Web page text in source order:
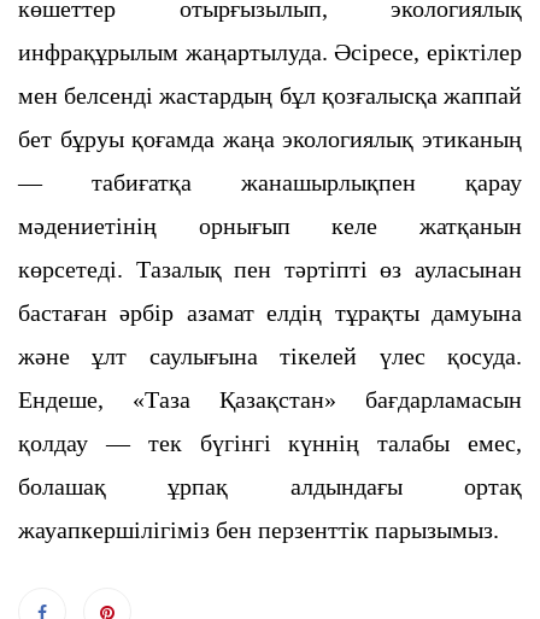
көшеттер отырғызылып, экологиялық
инфрақұрылым жаңартылуда. Әсіресе, еріктілер
мен белсенді жастардың бұл қозғалысқа жаппай
бет бұруы қоғамда жаңа экологиялық этиканың
— табиғатқа жанашырлықпен қарау
мәдениетінің орнығып келе жатқанын
көрсетеді. Тазалық пен тәртіпті өз ауласынан
бастаған әрбір азамат елдің тұрақты дамуына
және ұлт саулығына тікелей үлес қосуда.
Ендеше, «Таза Қазақстан» бағдарламасын
қолдау — тек бүгінгі күннің талабы емес,
болашақ ұрпақ алдындағы ортақ
жауапкершілігіміз бен перзенттік парызымыз.